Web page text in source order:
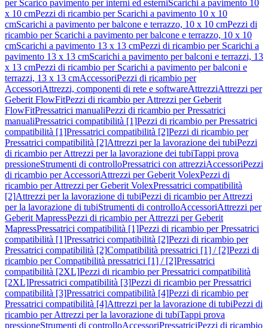
per Scarico pavimento per interni ed esterniScarichi a pavimento 10
x 10 cmPezzi di ricambio per Scarichi a pavimento 10 x 10
cmScarichi a pavimento per balcone e terrazzo, 10 x 10 cmPezzi di
ricambio per Scarichi a pavimento per balcone e terrazzo, 10 x 10
cmScarichi a pavimento 13 x 13 cmPezzi di ricambio per Scarichi a
pavimento 13 x 13 cmScarichi a pavimento per balconi e terrazzi, 13
x 13 cmPezzi di ricambio per Scarichi a pavimento per balconi e
terrazzi, 13 x 13 cmAccessoriPezzi di ricambio per
AccessoriAttrezzi, componenti di rete e softwareAttrezziAttrezzi per
Geberit FlowFitPezzi di ricambio per Attrezzi per Geberit
FlowFitPressatrici manualiPezzi di ricambio per Pressatrici
manualiPressatrici compatibilità [1]Pezzi di ricambio per Pressatrici
compatibilità [1]Pressatrici compatibilità [2]Pezzi di ricambio per
Pressatrici compatibilità [2]Attrezzi per la lavorazione dei tubiPezzi
di ricambio per Attrezzi per la lavorazione dei tubiTappi prova
pressioneStrumenti di controlloPressatrici con attrezziAccessoriPezzi
di ricambio per AccessoriAttrezzi per Geberit VolexPezzi di
ricambio per Attrezzi per Geberit VolexPressatrici compatibilità
[2]Attrezzi per la lavorazione di tubiPezzi di ricambio per Attrezzi
per la lavorazione di tubiStrumenti di controlloAccessoriAttrezzi per
Geberit MapressPezzi di ricambio per Attrezzi per Geberit
MapressPressatrici compatibilità [1]Pezzi di ricambio per Pressatrici
compatibilità [1]Pressatrici compatibilità [2]Pezzi di ricambio per
Pressatrici compatibilità [2]Compatibilità pressatrici [1] / [2]Pezzi di
ricambio per Compatibilità pressatrici [1] / [2]Pressatrici
compatibilità [2XL]Pezzi di ricambio per Pressatrici compatibilità
[2XL]Pressatrici compatibilità [3]Pezzi di ricambio per Pressatrici
compatibilità [3]Pressatrici compatibilità [4]Pezzi di ricambio per
Pressatrici compatibilità [4]Attrezzi per la lavorazione di tubiPezzi di
ricambio per Attrezzi per la lavorazione di tubiTappi prova
pressioneStrumenti di controlloAccessoriPressatriciPezzi di ricambio